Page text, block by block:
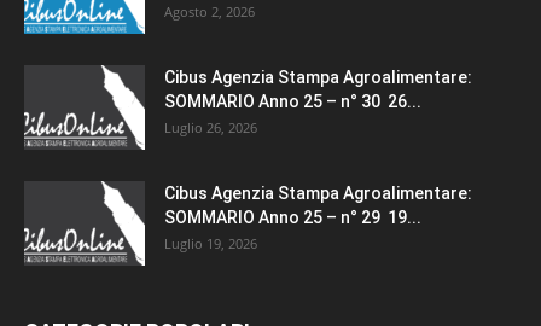
Agosto 2, 2026
Cibus Agenzia Stampa Agroalimentare:
SOMMARIO Anno 25 – n° 30 26...
Luglio 26, 2026
Cibus Agenzia Stampa Agroalimentare:
SOMMARIO Anno 25 – n° 29 19...
Luglio 19, 2026